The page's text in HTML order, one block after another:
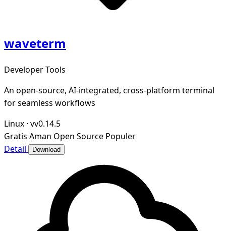
waveterm
Developer Tools
An open-source, AI-integrated, cross-platform terminal
for seamless workflows
Linux · vv0.14.5
Gratis Aman Open Source Populer
Detail
Download